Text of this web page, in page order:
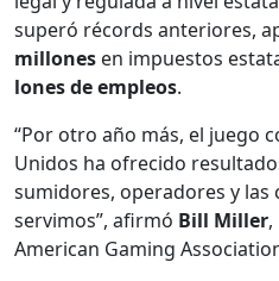
superó récords ante­ri­ores,
mil­lones en impuestos
lones de empleos.
“Por otro año más, el juego
Unidos ha ofre­ci­do
sum­i­dores, oper­adores y las
servi­mos”, afir­mó Bill Miller
Amer­i­can Gam­ing